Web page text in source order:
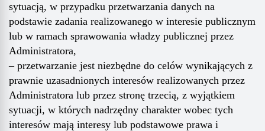
sytuacją, w przypadku przetwarzania danych na
podstawie zadania realizowanego w interesie publicznym
lub w ramach sprawowania władzy publicznej przez
Administratora,
– przetwarzanie jest niezbędne do celów wynikających z
prawnie uzasadnionych interesów realizowanych przez
Administratora lub przez stronę trzecią, z wyjątkiem
sytuacji, w których nadrzędny charakter wobec tych
interesów mają interesy lub podstawowe prawa i